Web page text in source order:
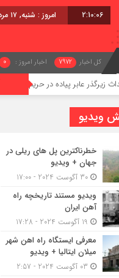
2:10:06 امروز : شنبه, ۱۷ مرداد , ۱۴۰۵
کل اخبار 7972 اخبار امروز : 0
پیاده در حریم ریلی قائمشهر
خطرناکترین پل های ریلی در
جهان + ویدیو
ویدیو مستند تاریخچه راه
آهن ایران
معرفی ایستگاه راه اهن شهر
میلان ایتالیا + ویدیو